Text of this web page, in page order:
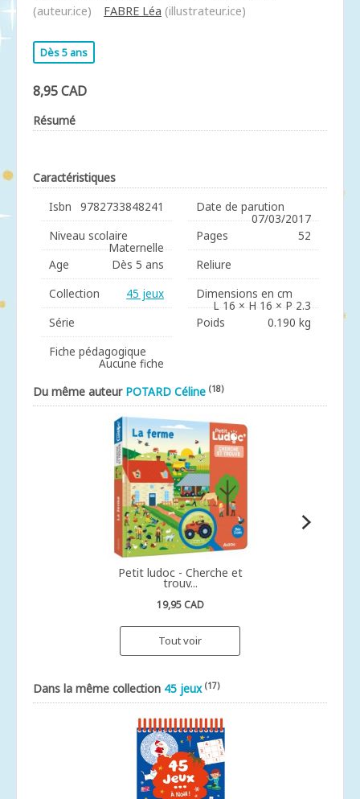
(auteur.ice)
FABRE Léa (illustrateur.ice)
Dès 5 ans
8,95 CAD
Résumé
Caractéristiques
Isbn
9782733848241
Niveau scolaire
Maternelle
Age
Dès 5 ans
Collection
45 jeux
Série
Fiche pédagogique
Aucune fiche
Date de parution
07/03/2017
Pages
52
Reliure
Dimensions en cm
L 16 × H 16 × P 2.3
Poids
0.190 kg
Du même auteur POTARD Céline (18)
Petit ludoc - Cherche et
trouv...
19,95 CAD
Tout voir
Dans la même collection 45 jeux (17)